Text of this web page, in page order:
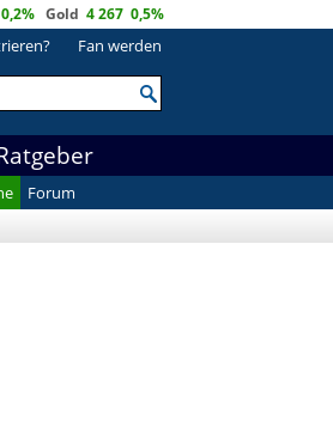
0,2% Gold 4 267 0,5%
Fan werden
Forum